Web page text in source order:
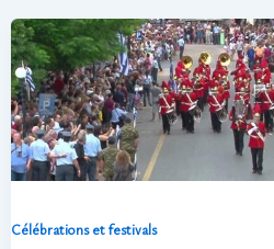
Célébrations et festivals